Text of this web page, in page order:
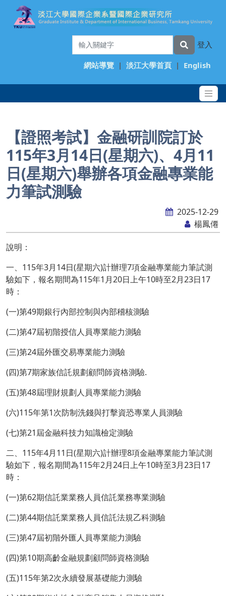
登入
網站導覽 | 淡江大學首頁 | English
【證照考試】金融研訓院訂於
115年3月14日(星期六)、4月11
日(星期六)舉辦各項金融專業能
力筆試測驗
2025-12-29
楊鳳僊
說明：
一、115年3月14日(星期六)計辦理7項金融專業能力筆試測
驗如下，報名期間為115年1月20日上午10時至2月23日17
時：
(一)第49期銀行內部控制與內部稽核測驗
(二)第47屆初階授信人員專業能力測驗
(三)第24屆外匯交易專業能力測驗
(四)第7期家族信託規劃顧問師資格測驗.
(五)第48屆理財規劃人員專業能力測驗
(六)115年第1次防制洗錢與打擊資恐專業人員測驗
(七)第21屆金融科技力知識檢定測驗
二、115年4月11日(星期六)計辦理8項金融專業能力筆試測
驗如下，報名期間為115年2月24日上午10時至3月23日17
時：
(一)第62期信託業業務人員信託業務專業測驗
(二)第44期信託業業務人員信託法規乙科測驗
(三)第47屆初階外匯人員專業能力測驗
(四)第10期高齡金融規劃顧問師資格測驗
(五)115年第2次永續發展基礎能力測驗